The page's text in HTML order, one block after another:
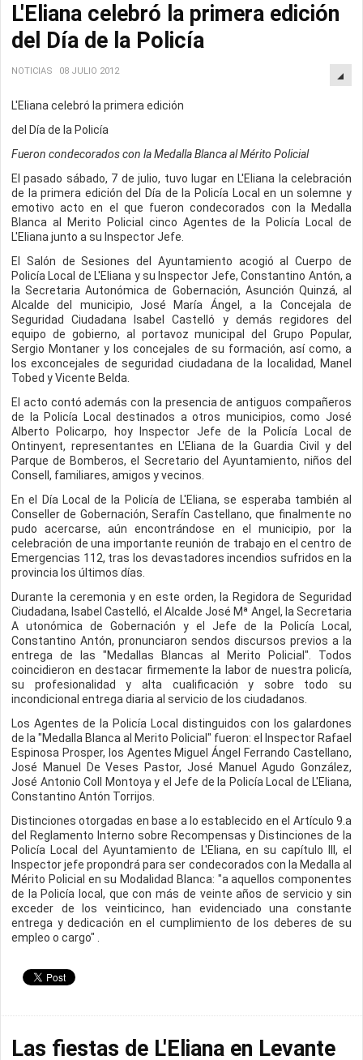
L'Eliana celebró la primera edición
del Día de la Policía
NOTICIAS 08 JULIO 2012
L'Eliana celebró la primera edición
del Día de la Policía
Fueron condecorados con la Medalla Blanca al Mérito Policial
El pasado sábado, 7 de julio, tuvo lugar en L'Eliana la celebración
de la primera edición del Día de la Policía Local en un solemne y
emotivo acto en el que fueron condecorados con la Medalla
Blanca al Merito Policial cinco Agentes de la Policía Local de
L'Eliana junto a su Inspector Jefe.
El Salón de Sesiones del Ayuntamiento acogió al Cuerpo de
Policía Local de L'Eliana y su Inspector Jefe, Constantino Antón, a
la Secretaria Autonómica de Gobernación, Asunción Quinzá, al
Alcalde del municipio, José María Ángel, a la Concejala de
Seguridad Ciudadana Isabel Castelló y demás regidores del
equipo de gobierno, al portavoz municipal del Grupo Popular,
Sergio Montaner y los concejales de su formación, así como, a
los exconcejales de seguridad ciudadana de la localidad, Manel
Tobed y Vicente Belda.
El acto contó además con la presencia de antiguos compañeros
de la Policía Local destinados a otros municipios, como José
Alberto Policarpo, hoy Inspector Jefe de la Policía Local de
Ontinyent, representantes en L'Eliana de la Guardia Civil y del
Parque de Bomberos, el Secretario del Ayuntamiento, niños del
Consell, familiares, amigos y vecinos.
En el Día Local de la Policía de L'Eliana, se esperaba también al
Conseller de Gobernación, Serafín Castellano, que finalmente no
pudo acercarse, aún encontrándose en el municipio, por la
celebración de una importante reunión de trabajo en el centro de
Emergencias 112, tras los devastadores incendios sufridos en la
provincia los últimos días.
Durante la ceremonia y en este orden, la Regidora de Seguridad
Ciudadana, Isabel Castelló, el Alcalde José Mª Angel, la Secretaria
A utonómica de Gobernación y el Jefe de la Policía Local,
Constantino Antón, pronunciaron sendos discursos previos a la
entrega de las "Medallas Blancas al Merito Policial". Todos
coincidieron en destacar firmemente la labor de nuestra policía,
su profesionalidad y alta cualificación y sobre todo su
incondicional entrega diaria al servicio de los ciudadanos.
Los Agentes de la Policía Local distinguidos con los galardones
de la "Medalla Blanca al Merito Policial" fueron: el Inspector Rafael
Espinosa Prosper, los Agentes Miguel Ángel Ferrando Castellano,
José Manuel De Veses Pastor, José Manuel Agudo González,
José Antonio Coll Montoya y el Jefe de la Policía Local de L'Eliana,
Constantino Antón Torrijos.
Distinciones otorgadas en base a lo establecido en el Artículo 9.a
del Reglamento Interno sobre Recompensas y Distinciones de la
Policía Local del Ayuntamiento de L'Eliana, en su capítulo III, el
Inspector jefe propondrá para ser condecorados con la Medalla al
Mérito Policial en su Modalidad Blanca: "a aquellos componentes
de la Policía local, que con más de veinte años de servicio y sin
exceder de los veinticinco, han evidenciado una constante
entrega y dedicación en el cumplimiento de los deberes de su
empleo o cargo" .
Las fiestas de L'Eliana en Levante